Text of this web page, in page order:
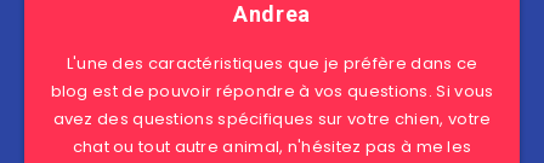
Andrea
L'une des caractéristiques que je préfère dans ce
blog est de pouvoir répondre à vos questions. Si vous
avez des questions spécifiques sur votre chien, votre
chat ou tout autre animal, n'hésitez pas à me les